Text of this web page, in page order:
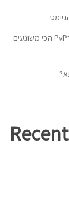
פרלהקרב – BoxPvP | קרבות ה־PvP הכי משוגעים